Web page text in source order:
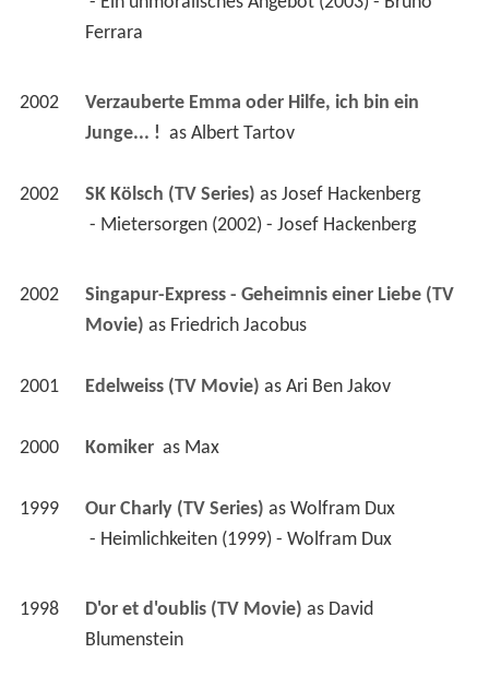
Ferrara
2002
Verzauberte Emma oder Hilfe, ich bin ein
Junge... ! as Albert Tartov
2002 SK Kölsch (TV Series) as Josef Hackenberg
- Mietersorgen (2002) - Josef Hackenberg
2002
Singapur-Express - Geheimnis einer Liebe (TV
Movie) as Friedrich Jacobus
2001 Edelweiss (TV Movie) as Ari Ben Jakov
2000 Komiker as Max
1999 Our Charly (TV Series) as Wolfram Dux
- Heimlichkeiten (1999) - Wolfram Dux
1998 D'or et d'oublis (TV Movie) as David
Blumenstein